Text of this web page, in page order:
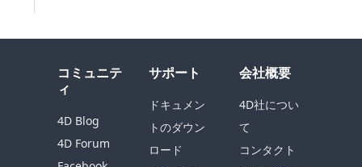
コミュニテ
ィ
4D Blog
4D Forum
サポート
ドキュメン
トのダウン
ロード
会社概要
4D社につい
て
コンタクト